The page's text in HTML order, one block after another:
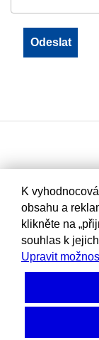
K
obsahu a
klikněte na
souhlas k
Upravit